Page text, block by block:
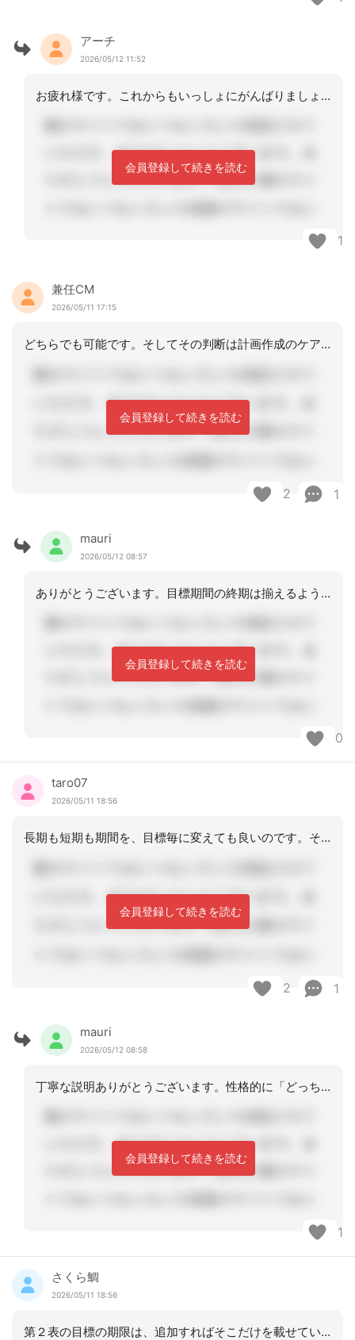
アーチ
2026/05/12 11:52
お疲れ様です。これからもいっしょにがんばりましょう
会員登録して続きを読む
1
兼任CM
2026/05/11 17:15
どちらでも可能です。そしてその判断は計画作成のケアマネの判断になります。要は短期
会員登録して続きを読む
2 1
mauri
2026/05/12 08:57
ありがとうございます。目標期間の終期は揃えるように教わりましたが、ある先輩は、揃
会員登録して続きを読む
0
taro07
2026/05/11 18:56
長期も短期も期間を、目標毎に変えても良いのです。その目標を達成できる見込みの期間
会員登録して続きを読む
2 1
mauri
2026/05/12 08:58
丁寧な説明ありがとうございます。性格的に「どっちが正しい？」とハッキリさせようと
会員登録して続きを読む
1
さくら鯛
2026/05/11 18:56
第２表の目標の期限は、追加すればそこだけを載せていきますのでデイはそのままで、福